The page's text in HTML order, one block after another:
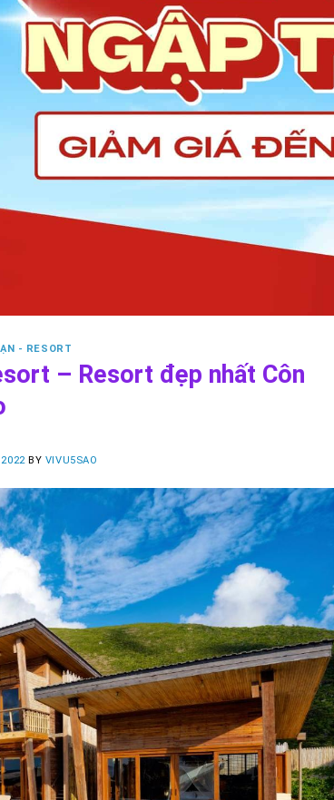
- RESORT
– Resort đẹp nhất Côn
BY VIVU5SAO